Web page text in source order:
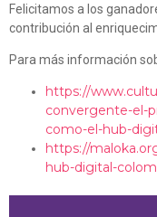
Felicitamos a los
contribución al
Para más información
https://
convergente-el-
como-el-hub-
https://
hub-digital-